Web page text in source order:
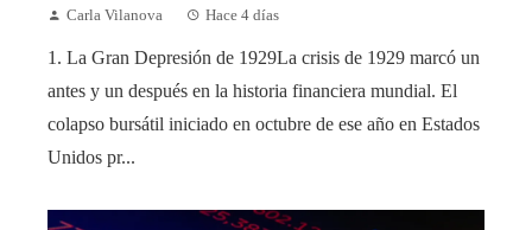
Carla Vilanova Hace 4 días
1. La Gran Depresión de 1929La crisis de 1929 marcó un
antes y un después en la historia financiera mundial. El
colapso bursátil iniciado en octubre de ese año en Estados
Unidos pr...